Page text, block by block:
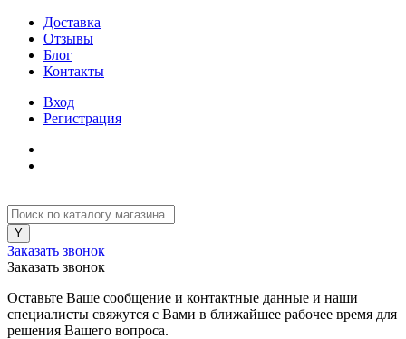
Доставка
Отзывы
Блог
Контакты
Вход
Регистрация
Заказать звонок
Заказать звонок
Оставьте Ваше сообщение и контактные данные и наши
специалисты свяжутся с Вами в ближайшее рабочее время для
решения Вашего вопроса.